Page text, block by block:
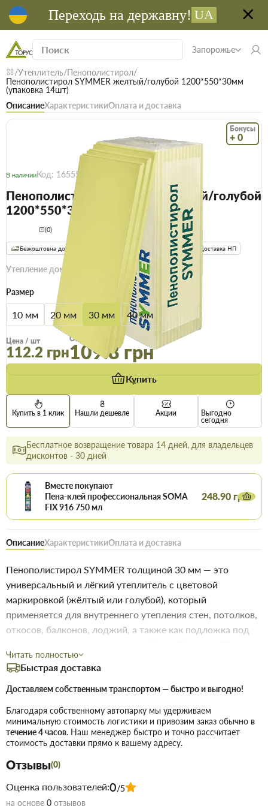
Переходь на державну! UA
Запорожье
Утеплитель Пенополистирол
Пенополистирол SYMMER желтый/голубой 1200*550*30мм
(упаковка 14шт)
ОписаниеХарактеристикиОплата и доставка
Бонусы
+ 0
В наличииКод: 16555
Пенополистирол SYMMER желтый/голубой
1200*550*30мм (упаковка 14шт)
(0)
Безкоштовна доставка! Від 15000 грн єВідновлення Доставка НП
Утепление дома
Размер
10 мм 20 мм 30 мм 40 мм
Цена / шт
112.2 грн
Опт
109.8 грн
Купить
Купить в 1 клик Нашли дешевле Акции
Выгодно
сегодня
Бесплатное возвращение товара 14 дней, для владельцев
дисконтов - 30 дней
Вместе покупают
Пена-клей профессиональная SOMA
FIX 916 750 мл
248.90 грн
ОписаниеХарактеристикиОплата и доставка
Пенополистирол SYMMER толщиной 30 мм — это
универсальный и лёгкий утеплитель с цветовой
маркировкой (жёлтый или голубой), который
применяется для внутреннего утепления стен, потолков,
откосов, балконов, лоджий, а также как подложка под
обеспечивает хороший баланс между компактностью и
эффективной теплоизоляцией. Характеристики: • Размер
плиты: 1200×550×30 мм • Количество плит: 14 шт •
Общая площадь упаковки: 9,24 м² • Толщина: 30 мм •
Цвет: жёлтый / голубой (в зависимости от партии) •
Материал: пенополистирол ПСБ-С • Плотность: ~15–25
кг/м³ • Теплопроводность: ~0,037–0,039 Вт/м·К • Класс
горючести: Г1–Г2 • Водопоглощение: низкое
Назначение: • Внутреннее утепление стен, потолков,
перегородок • Изоляция откосов, ниш, лоджий и
Читать полностью
Быстрая доставка
Доставляем собственным транспортом — быстро и выгодно!
Благодаря собственному автопарку мы удерживаем
минимальную стоимость логистики и привозим заказ обычно в
течение 4 часов. Наш менеджер быстро и точно рассчитает
стоимость доставки прямо к вашему адресу.
Отзывы(0)
Оценка пользователей:0/5
на основе 0 отзывов